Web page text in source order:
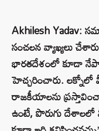
Akhilesh Yadav:
సంచలన వ్యాఖ్యలు
భారతదేశంలో కూడా
హెచ్చరించారు.
రాజకీయాలను
ఉంటే, పొరుగు దేశాలలో